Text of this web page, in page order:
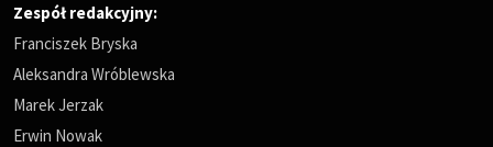
Zespół redakcyjny:
Franciszek Bryska
Aleksandra Wróblewska
Marek Jerzak
Erwin Nowak